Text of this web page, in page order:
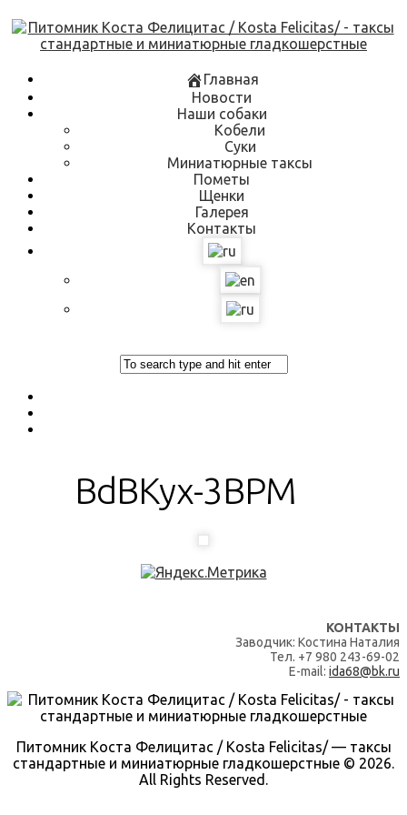
Skip
to
content
Главная
Новости
Наши собаки
Кобели
Суки
Миниатюрные таксы
Пометы
Щенки
Галерея
Контакты
BdBKyx-3BPM
КОНТАКТЫ
Заводчик: Костина Наталия
Тел. +7 980 243-69-02
E-mail: ida68@bk.ru
Питомник Коста Фелицитас / Kosta Felicitas/ — таксы
стандартные и миниатюрные гладкошерстные © 2026.
All Rights Reserved.